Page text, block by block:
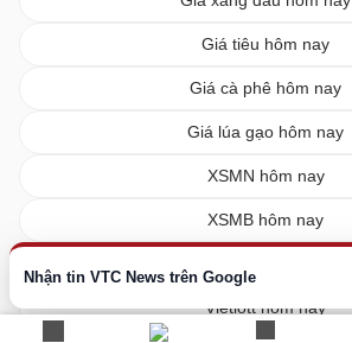
Nhận tin VTC News trên Google
Giá tiêu hôm nay
Giá cà phê hôm nay
Giá lúa gạo hôm nay
XSMN hôm nay
XSMB hôm nay
Vietlott hôm nay